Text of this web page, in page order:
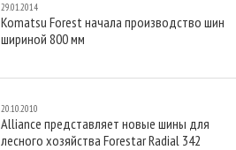
29.01.2014
Komatsu Forest начала производство шин
шириной 800 мм
20.10.2010
Alliance представляет новые шины для
лесного хозяйства Forestar Radial 342